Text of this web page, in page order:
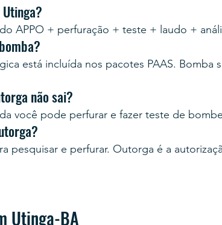
APPO + perfuração + teste + laudo +
está incluída nos pacotes PAAS. Bomba
não sai?
você pode perfurar e fazer teste de
pesquisar e perfurar. Outorga é a
Utinga-BA